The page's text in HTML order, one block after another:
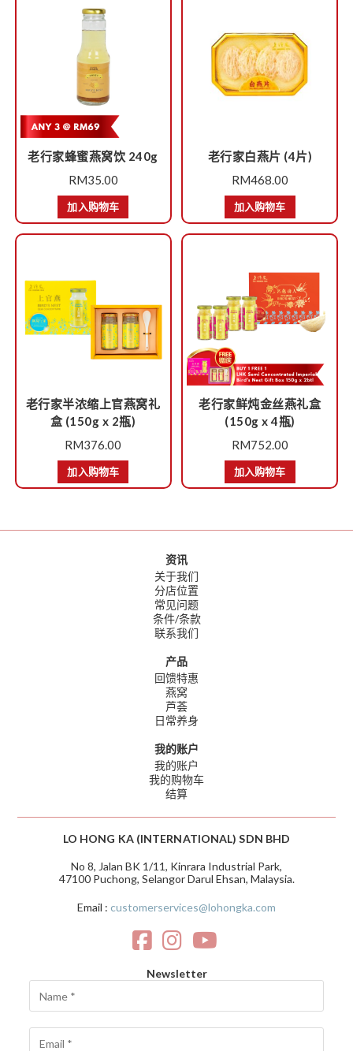
老行家蜂蜜燕窝饮 240g
RM35.00
加入购物车
老行家白燕片 (4片)
RM468.00
加入购物车
老行家半浓缩上官燕窝礼
盒 (150g x 2瓶)
RM376.00
加入购物车
老行家鲜炖金丝燕礼盒
(150g x 4瓶)
RM752.00
加入购物车
LO HONG KA (INTERNATIONAL) SDN BHD
No 8, Jalan BK 1/11, Kinrara Industrial Park,
47100 Puchong, Selangor Darul Ehsan, Malaysia.
Email : customerservices@lohongka.com
Newsletter
资讯
关于我们
分店位置
常见问题
条件/条款
联系我们
产品
回馈特惠
燕窝
芦荟
日常养身
我的账户
我的账户
我的购物车
结算